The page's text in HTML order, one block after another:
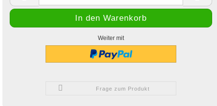
Weiter mit
Frage zum Produkt